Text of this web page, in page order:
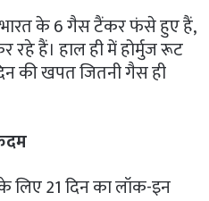
के 6 गैस टैंकर फंसे हुए हैं,
रहे हैं। हाल ही में होर्मुज रूट
की खपत जितनी गैस ही
लिए 21 दिन का लॉक-इन